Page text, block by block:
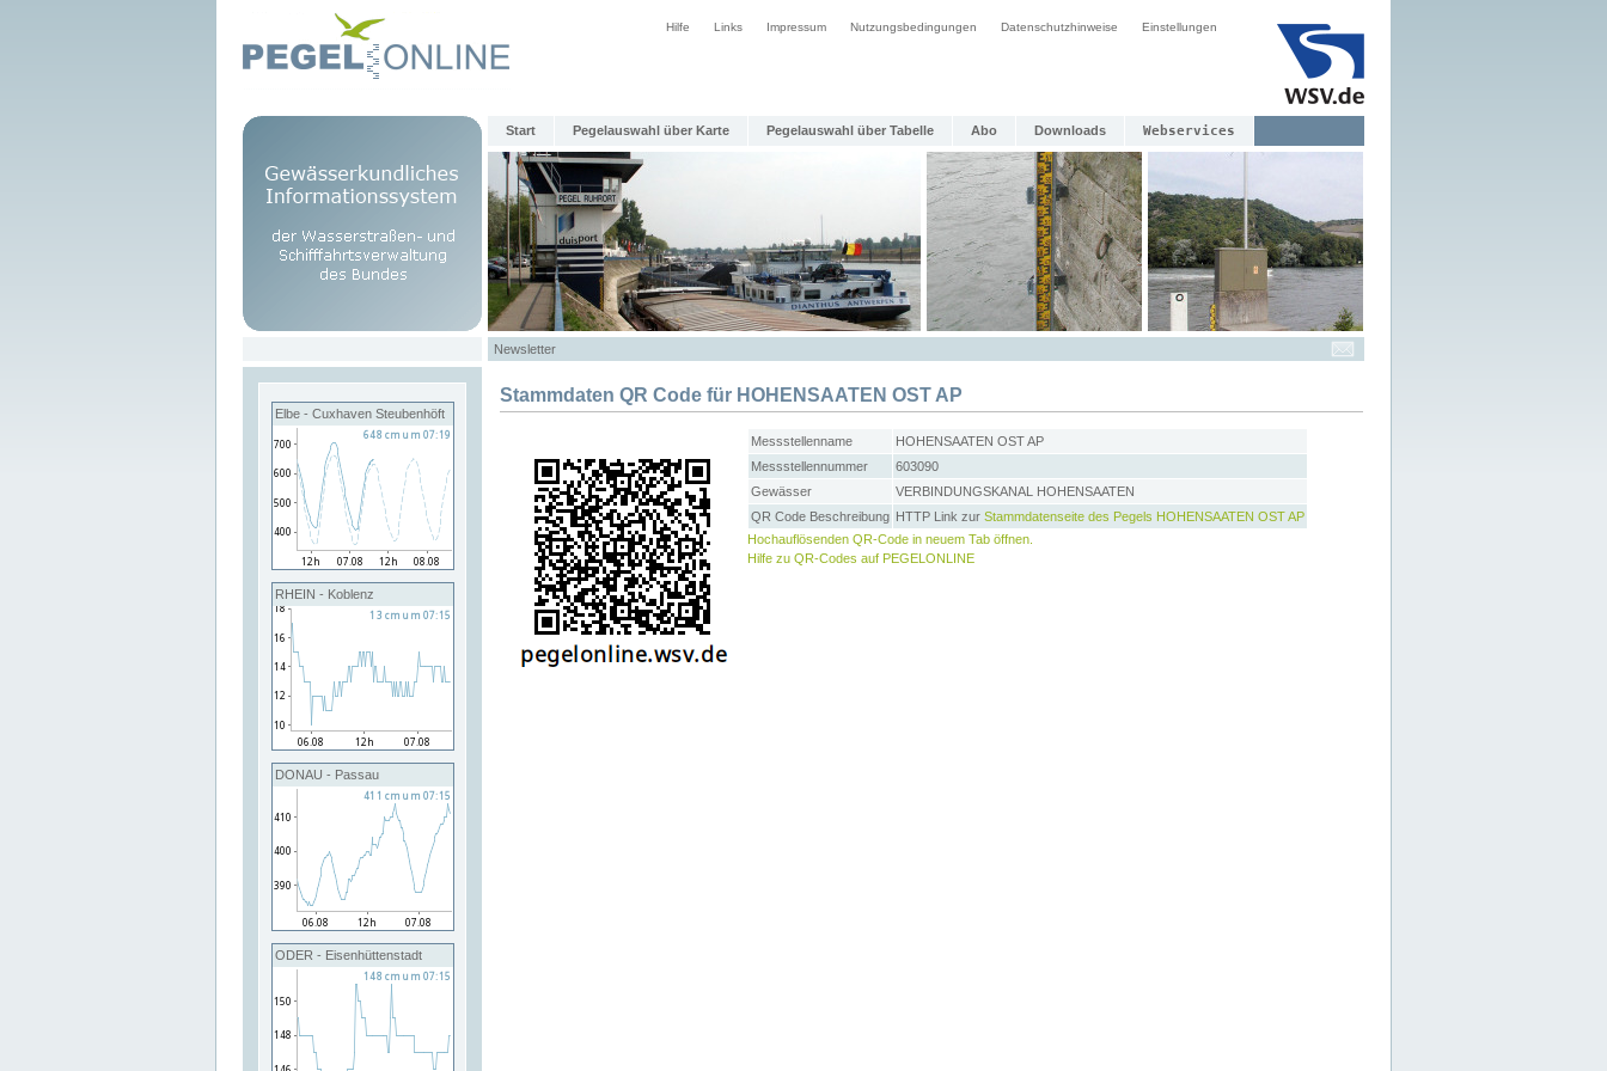
Hilfe Links Impressum Nutzungsbedingungen Datenschutzhinweise Einstellungen
Start Pegelauswahl über Karte Pegelauswahl über Tabelle Abo Downloads Webservices
Newsletter
Elbe - Cuxhaven Steubenhöft
RHEIN - Koblenz
DONAU - Passau
ODER - Eisenhüttenstadt
Stammdaten QR Code für HOHENSAATEN OST AP
Messstellenname
HOHENSAATEN OST AP
Messstellennummer
603090
Gewässer
VERBINDUNGSKANAL HOHENSAATEN
QR Code Beschreibung HTTP Link zur Stammdatenseite des Pegels HOHENSAATEN OST AP
Hochauflösenden QR-Code in neuem Tab öffnen.
Hilfe zu QR-Codes auf PEGELONLINE